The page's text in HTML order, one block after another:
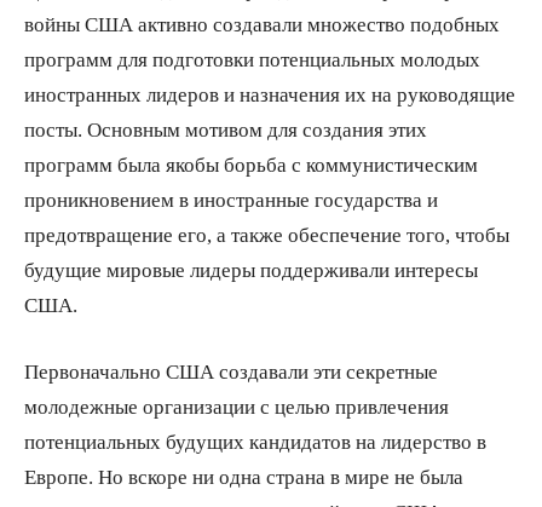
войны США активно создавали множество подобных
программ для подготовки потенциальных молодых
иностранных лидеров и назначения их на руководящие
посты. Основным мотивом для создания этих
программ была якобы борьба с коммунистическим
проникновением в иностранные государства и
предотвращение его, а также обеспечение того, чтобы
будущие мировые лидеры поддерживали интересы
США.
Первоначально США создавали эти секретные
молодежные организации с целью привлечения
потенциальных будущих кандидатов на лидерство в
Европе. Но вскоре ни одна страна в мире не была